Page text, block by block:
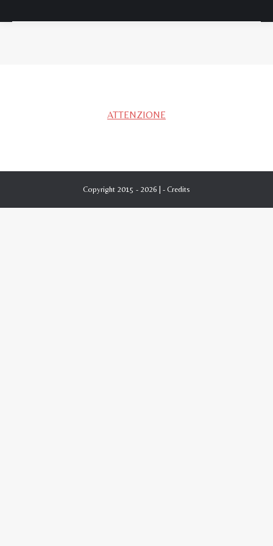
ATTENZIONE
Copyright 2015 - 2026 | - Credits